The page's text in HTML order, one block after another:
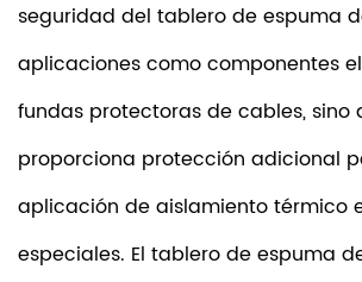
seguridad del tablero de espuma
aplicaciones como componentes
fundas protectoras de cables, sino
proporciona protección adicional
aplicación de aislamiento térmico
especiales. El tablero de espuma